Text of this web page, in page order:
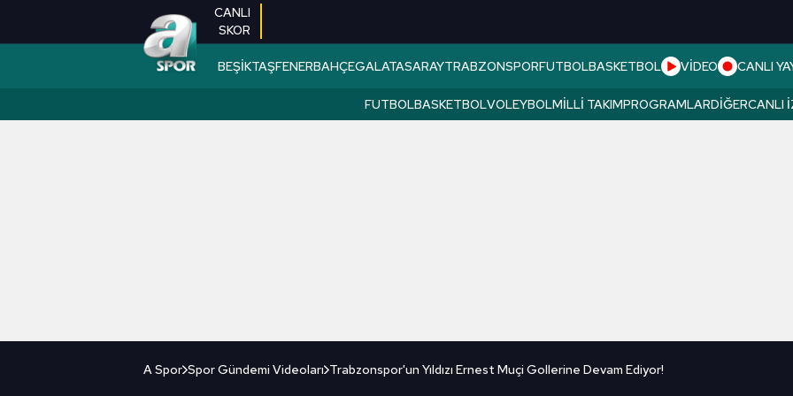
CANLI
SKOR
BEŞİKTAŞFENERBAHÇEGALATASARAYTRABZONSPORFUTBOLBASKETBOL VİDEO CANLI
FUTBOLBASKETBOLVOLEYBOLMILLI TAKIMPROGRAMLARDIĞERCANLI
A Spor Spor Gündemi Videoları Trabzonspor'un Yıldızı Ernest Muçi Gollerine Devam Ediyor!